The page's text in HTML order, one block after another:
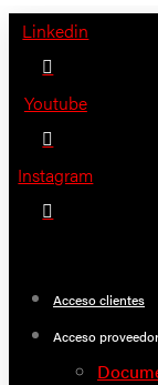
Saltar
contenido
Linkedin
Youtube
Instagram
Acceso clientes
Acceso